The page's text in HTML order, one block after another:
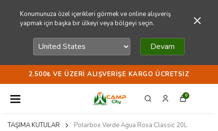
Konumunuza özel içerikleri görmek ve online alışveriş
yapmak için başka bir ülkeyi veya bölgeyi seçin.
Devam
2.500₺ VE ÜZERI ALIŞVERIŞE KARGO ÜCRETSIZ
0
TAŞIMA KUTULAR Polarbox Verde Agua Rosa Classic 20L